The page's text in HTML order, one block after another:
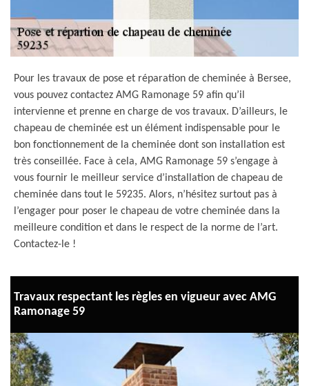
Pour les travaux de pose et réparation de cheminée à Bersee,
vous pouvez contactez AMG Ramonage 59 afin qu’il
intervienne et prenne en charge de vos travaux. D’ailleurs, le
chapeau de cheminée est un élément indispensable pour le
bon fonctionnement de la cheminée dont son installation est
très conseillée. Face à cela, AMG Ramonage 59 s’engage à
vous fournir le meilleur service d’installation de chapeau de
cheminée dans tout le 59235. Alors, n’hésitez surtout pas à
l’engager pour poser le chapeau de votre cheminée dans la
meilleure condition et dans le respect de la norme de l’art.
Contactez-le !
Travaux respectant les règles en vigueur avec AMG
Ramonage 59